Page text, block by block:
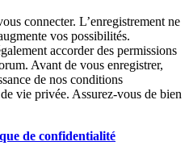
connecter. L’enregistrement ne
vos possibilités.
accorder des permissions
Avant de vous enregistrer,
de nos conditions
vie privée. Assurez-vous de bien
de confidentialité